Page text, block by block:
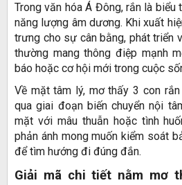
Trong văn hóa Á Đông, rắn là
năng lượng âm dương. Khi xuất
trưng cho sự cân bằng, phát triển
thường mang thông điệp mạnh
báo hoặc cơ hội mới trong cuộc
Về mặt tâm lý, mơ thấy 3 con
qua giai đoạn biến chuyển nội
mặt với mâu thuẫn hoặc tình
phản ánh mong muốn kiểm soát
để tìm hướng đi đúng đắn.
Giải mã chi tiết nằm mơ